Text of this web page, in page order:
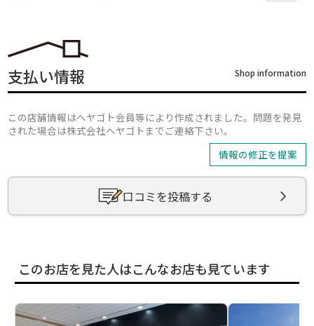
支払い情報 Shop information
この店舗情報はヘヤゴト会員等により作成されました。問題を発見
された場合は株式会社ヘヤゴトまでご連絡下さい。
情報の修正を提案
口コミを投稿する
このお店を見た人はこんなお店も見ています